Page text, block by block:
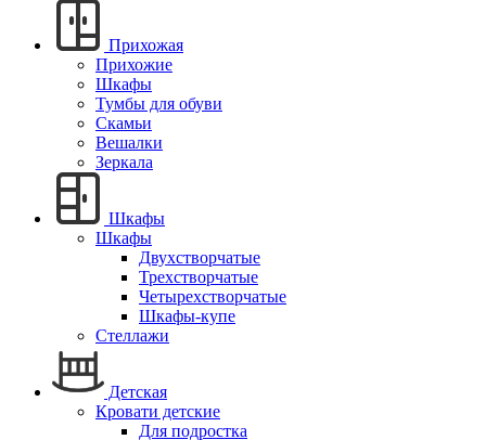
Прихожая
Прихожие
Шкафы
Тумбы для обуви
Скамьи
Вешалки
Зеркала
Шкафы
Шкафы
Двухстворчатые
Трехстворчатые
Четырехстворчатые
Шкафы-купе
Стеллажи
Детская
Кровати детские
Для подростка